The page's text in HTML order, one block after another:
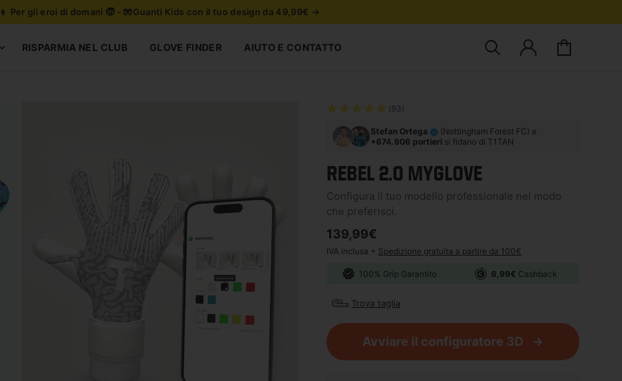
👦 Per gli eroi di domani 🧒 - 🧤Guanti Kids con il tuo design da 49,99€ →
RISPARMIA NEL CLUB GLOVE FINDER AIUTO E CONTATTO
Cerca prodotti
AccediCarrello
(93)
Stefan Ortega
(Nottingham Forest FC) e
+674.906 portieri si fidano di T1TAN
REBEL 2.0 MYGLOVE
Configura il tuo modello professionale nel modo
che preferisci.
Prezzo di listino
139,99€
IVA inclusa + Spedizione gratuita a partire da 100€
100% Grip Garantito 6,99€ Cashback
Trova taglia
Avviare il configuratore 3D